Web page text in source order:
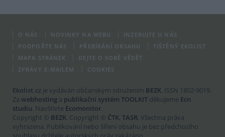
O NÁS NOVINKY NA WEBU
INZERUJTE U NÁS
PODPOŘTE NÁS
PŘEBÍRÁNÍ OBSAHU
TIŠTĚNÝ EKOLIST
MAPA STRÁNEK
DEJTE O SOBĚ VĚDĚT
ZPRÁVY E-MAILEM
COOKIES
Ekolist.cz je vydáván občanským sdružením BEZK. ISSN 1802-9019.
Za webhosting a publikační systém TOOLKIT děkujeme Ecn
studiu. Navštivte Ecomonitor.
Copyright © BEZK. Copyright © ČTK, TASR. Všechna práva
vyhrazena. Publikování nebo šíření obsahu je bez předchozího